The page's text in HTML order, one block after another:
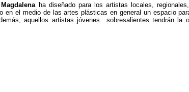
ha diseñado para los artistas locales,
en el medio de las artes plásticas en general un espacio
aquellos artistas jóvenes sobresalientes tendrán la